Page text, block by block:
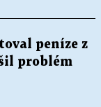
peníze z
problém